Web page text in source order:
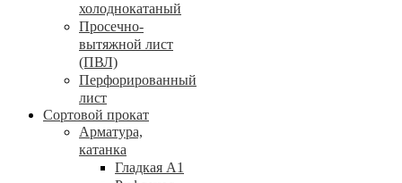
холоднокатаный
Просечно-
вытяжной лист
(ПВЛ)
Перфорированный
лист
Сортовой прокат
Арматура,
катанка
Гладкая А1